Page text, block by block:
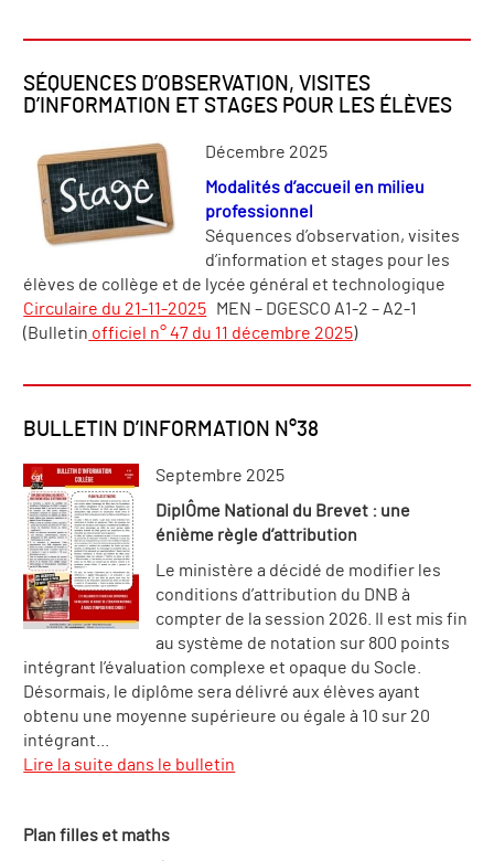
SÉQUENCES D’OBSERVATION, VISITES
D’INFORMATION ET STAGES POUR LES ÉLÈVES
Décembre 2025
Modalités d’accueil en milieu
professionnel
Séquences d’observation, visites
d’information et stages pour les
élèves de collège et de lycée général et technologique
Circulaire du 21-11-2025 MEN – DGESCO A1-2 – A2-1
(Bulletin officiel n° 47 du 11 décembre 2025)
BULLETIN D’INFORMATION N°38
Septembre 2025
DiplÔme National du Brevet : une
énième règle d’attribution
Le ministère a décidé de modifier les
conditions d’attribution du DNB à
compter de la session 2026. Il est mis fin
au système de notation sur 800 points
intégrant l’évaluation complexe et opaque du Socle.
Désormais, le diplôme sera délivré aux élèves ayant
obtenu une moyenne supérieure ou égale à 10 sur 20
intégrant...
Lire la suite dans le bulletin
Plan filles et maths